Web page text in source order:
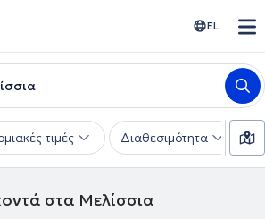
EL
τιμές Διαθεσιμότητα
στα Μελίσσια